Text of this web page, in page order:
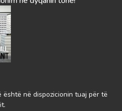
është në dispozicionin tuaj për të